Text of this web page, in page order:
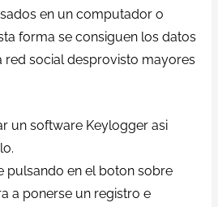
en un computador o
forma se consiguen los datos
red social desprovisto mayores
un software Keylogger asi
pulsando en el boton sobre
a ponerse un registro e